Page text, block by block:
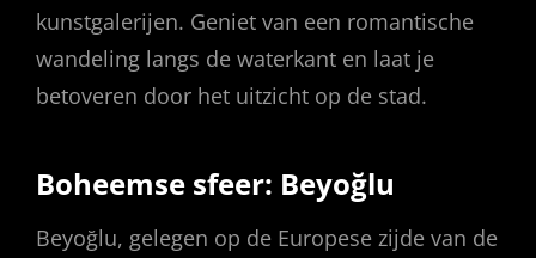
kunstgalerijen. Geniet van een romantische
wandeling langs de waterkant en laat je
betoveren door het uitzicht op de stad.
Boheemse sfeer: Beyoğlu
Beyoğlu, gelegen op de Europese zijde van de